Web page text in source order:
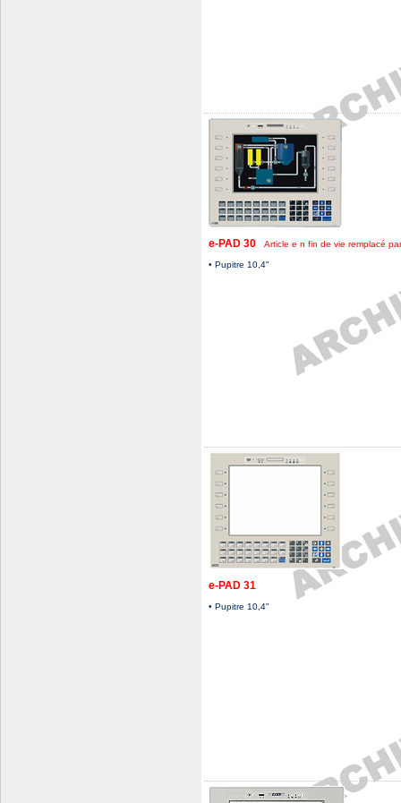
e-PAD 30 Article e n fin de vie remplacé
• Pupitre 10,4"
e-PAD 31
• Pupitre 10,4"